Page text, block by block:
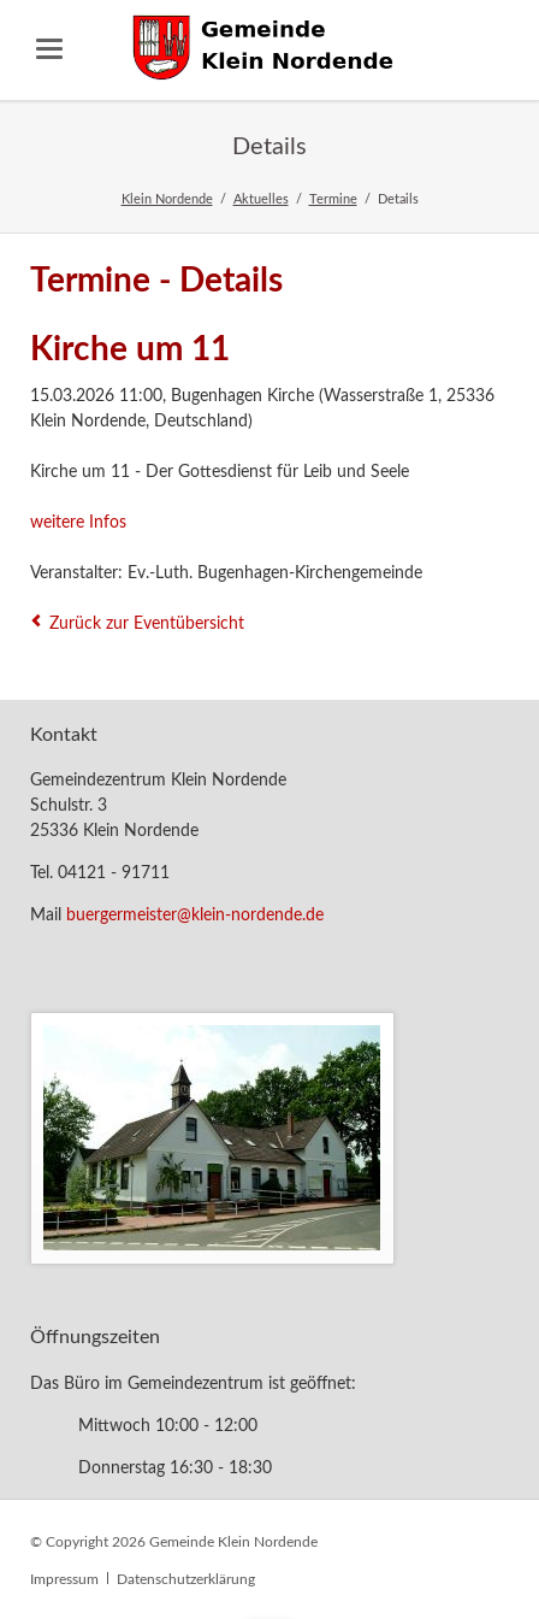
Details
Klein Nordende Aktuelles Termine Details
Termine - Details
Kirche um 11
15.03.2026 11:00, Bugenhagen Kirche (Wasserstraße 1, 25336
Klein Nordende, Deutschland)
Kirche um 11 - Der Gottesdienst für Leib und Seele
weitere Infos
Veranstalter: Ev.-Luth. Bugenhagen-Kirchengemeinde
Zurück zur Eventübersicht
Kontakt
Gemeindezentrum Klein Nordende
Schulstr. 3
25336 Klein Nordende
Tel. 04121 - 91711
Mail buergermeister@klein-nordende.de
Öffnungszeiten
Das Büro im Gemeindezentrum ist geöffnet:
Mittwoch 10:00 - 12:00
Donnerstag 16:30 - 18:30
© Copyright 2026 Gemeinde Klein Nordende
Navigation
Impressum Datenschutzerklärung